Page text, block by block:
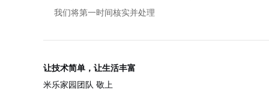
我们将第一时间核实并处理
让技术简单，让生活丰富
米乐家园团队 敬上